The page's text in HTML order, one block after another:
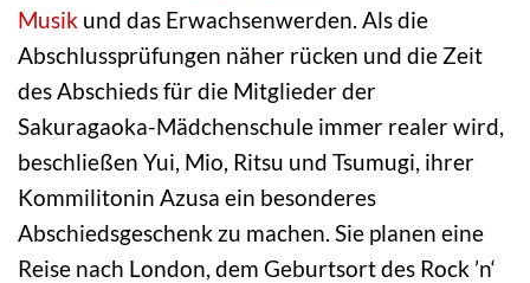
Musik und das Erwachsenwerden. Als die
Abschlussprüfungen näher rücken und die Zeit
des Abschieds für die Mitglieder der
Sakuragaoka-Mädchenschule immer realer wird,
beschließen Yui, Mio, Ritsu und Tsumugi, ihrer
Kommilitonin Azusa ein besonderes
Abschiedsgeschenk zu machen. Sie planen eine
Reise nach London, dem Geburtsort des Rock ’n‘